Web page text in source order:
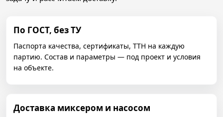
По ГОСТ, без ТУ
Паспорта качества, сертификаты, ТТН на каждую
партию. Состав и параметры — под проект и условия
на объекте.
Доставка миксером и насосом